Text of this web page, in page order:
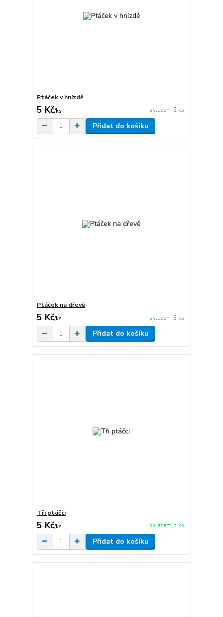
Ptáček v hnízdě
5 Kč/ks skladem 2 ks
Přidat do košíku
Ptáček na dřevě
5 Kč/ks skladem 3 ks
Přidat do košíku
Tři ptáčci
5 Kč/ks skladem 5 ks
Přidat do košíku